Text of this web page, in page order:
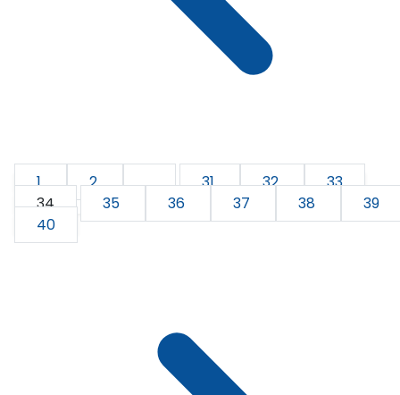
1 2 ... 31 32
33
34
35 36 37 38
39
40